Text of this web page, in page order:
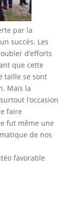
par la
succès. Les
d’efforts
que cette
taille se sont
Mais la
l’occasion
faire
fut même une
de nos
favorable